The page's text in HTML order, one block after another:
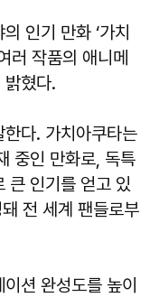
인기 만화 ‘가치
작품의 애니메
혔다.
다. 가치아쿠타는
중인 만화로, 독특
큰 인기를 얻고 있
전 세계 팬들로부
션 완성도를 높이